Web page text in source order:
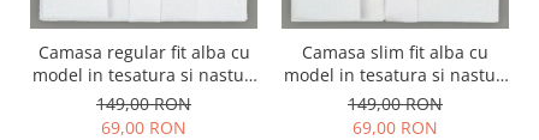
Camasa regular fit alba cu
model in tesatura si nasturi
ascunsi
149,00 RON
69,00 RON
Camasa slim fit alba cu
model in tesatura si nasturi
ascunsi
149,00 RON
69,00 RON